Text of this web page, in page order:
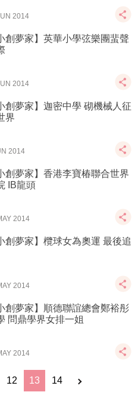
2014
創夢家】英華小學弦樂團蜚聲
2014
創夢家】迦密中學 砌機械人征
界
2014
創夢家】香港李寶椿聯合世界
書院 IB龍頭
2014
創夢家】欖球女為奧運 最後追
2014
創夢家】順德聯誼總會鄭裕彤
問鼎學界女排一姐
2014
12 13 14